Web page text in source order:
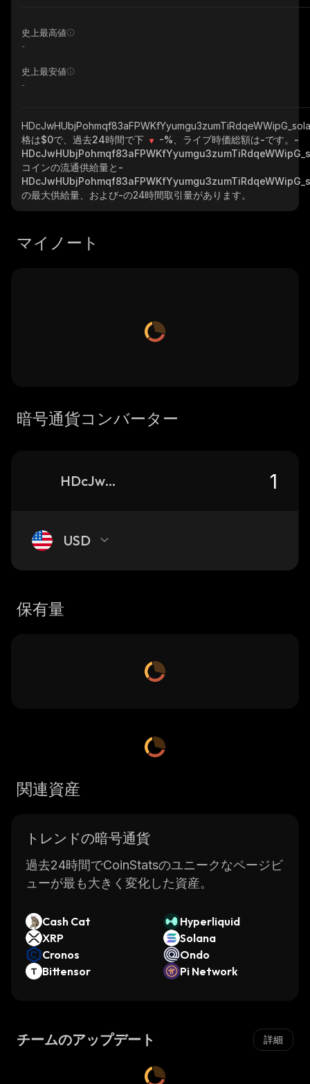
史上最高値
-
史上最安値
-
格は$0で、過去24時間で下
-% 、ライブ時価総額は-です。 -
コインの流通供給量と -
の最大供給量、および-の24時間取引量があります。
マイノート
暗号通貨コンバーター
HDcJwHUbjPohmqf83aFPWKfYyumgu3zumTiRdqeWWipG_solana
USD
保有量
関連資産
トレンドの暗号通貨
過去24時間でCoinStatsのユニークなページビ
ューが最も大きく変化した資産。
Cash Cat
Hyperliquid
XRP
Solana
Cronos
Ondo
Bittensor
Pi Network
チームのアップデート 詳細